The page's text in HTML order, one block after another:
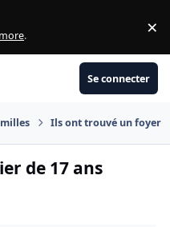
. ×
Se connecter
Ils ont trouvé un foyer
de 17 ans